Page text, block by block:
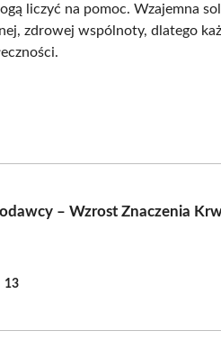
liczyć na pomoc. Wzajemna
zdrowej wspólnoty, dlatego
– Wzrost Znaczenia
13